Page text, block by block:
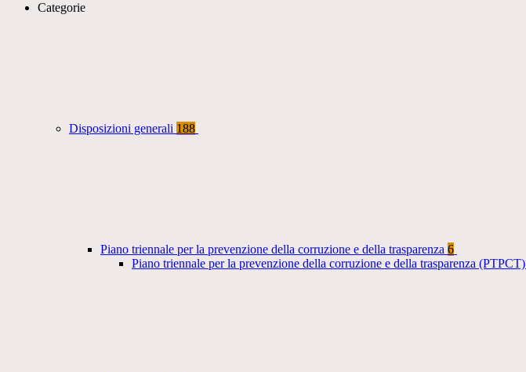
Categorie
Disposizioni generali 188
Piano triennale per la prevenzione della corruzione e della trasparenza 6
Piano triennale per la prevenzione della corruzione e della trasparenza (PTPCT)